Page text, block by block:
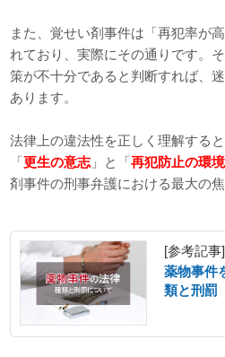
また、覚せい剤事件は「再犯率が
れており、実際にその通りです。
策が不十分であると判断すれば、
あります。
法律上の違法性を正しく理解する
「更生の意志」と「再犯防止の環境
剤事件の刑事弁護における最大の焦
[参考記事]
薬物事件
類と刑罰